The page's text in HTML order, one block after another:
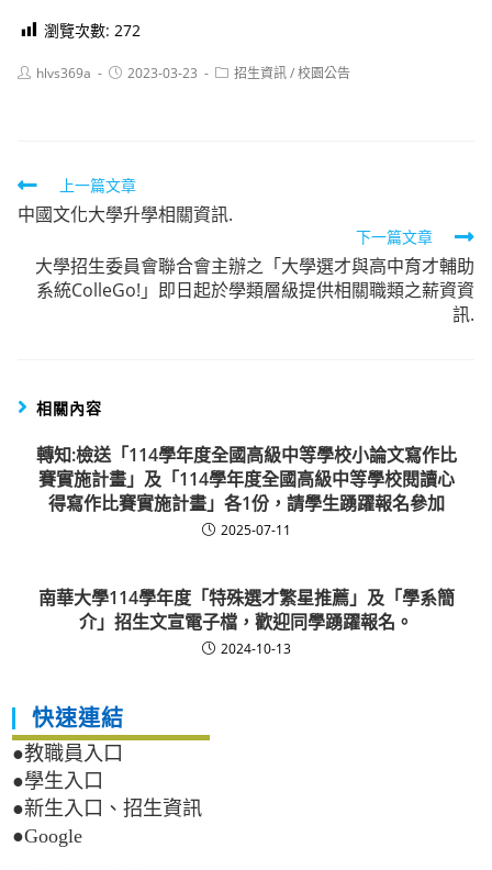
瀏覽次數: 272
Posthlvs369a
Post2023-03-23
Post招生資訊/校園公告
Read
more
articles
上一篇文章
中國文化大學升學相關資訊.
下一篇文章
大學招生委員會聯合會主辦之「大學選才與高中育才輔助
系統ColleGo!」即日起於學類層級提供相關職類之薪資資
訊.
相關內容
轉知:檢送「114學年度全國高級中等學校小論文寫作比
賽實施計畫」及「114學年度全國高級中等學校閱讀心
得寫作比賽實施計畫」各1份，請學生踴躍報名參加
2025-07-11
南華大學114學年度「特殊選才繁星推薦」及「學系簡
介」招生文宣電子檔，歡迎同學踴躍報名。
2024-10-13
快速連結
●教職員入口
●學生入口
●新生入口、招生資訊
●Google